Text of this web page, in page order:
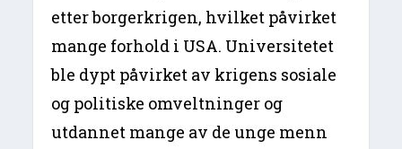
etter borgerkrigen, hvilket påvirket
mange forhold i USA. Universitetet
ble dypt påvirket av krigens sosiale
og politiske omveltninger og
utdannet mange av de unge menn